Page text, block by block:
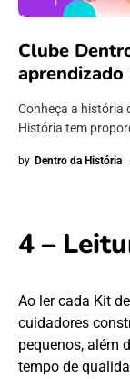
Clube
Conheça a história
História tem
by Dentro da História
4 –
Ao ler cada Kit
cuidadores
pequenos, além
tempo de